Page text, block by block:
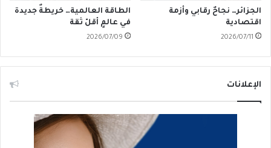
الجزائر… نجاحٌ رقابي وأزمة
اقتصادية
2026/07/11
الطاقة العالمية… خريطةٌ جديدة
في عالمٍ أقلّ ثقة
2026/07/09
الإعلانات